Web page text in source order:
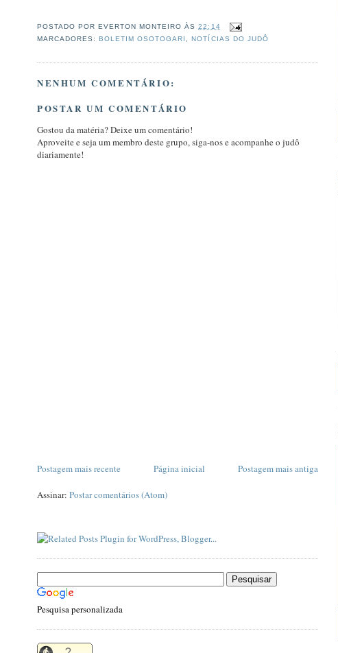
POSTADO POR EVERTON MONTEIRO ÀS22:14
MARCADORES:BOLETIM OSOTOGARI ,NOTÍCIAS DO JUDÔ
NENHUM COMENTÁRIO:
POSTAR UM COMENTÁRIO
Gostou da matéria? Deixe um comentário!
Aproveite e seja um membro deste grupo, siga-nos e acompanhe o judô
diariamente!
Postagem mais recente Postagem mais antiga
Página inicial
Assinar: Postar comentários (Atom)
Pesquisa personalizada